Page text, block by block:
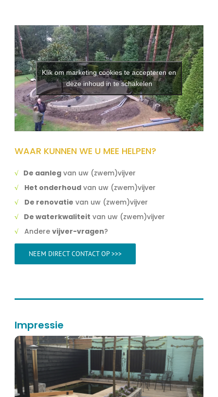
WAAR KUNNEN WE U MEE HELPEN?
√ De aanlegvan uw (zwem)vijver
√
Het onderhoudvan uw (zwem)vijver
√
De renovatie van uw (zwem)vijver
√
De waterkwaliteit van uw (zwem)vijver
√Andere vijver-vragen?
NEEM DIRECT CONTACT OP >>>
Klik om marketing cookies te accepteren en
deze inhoud in te schakelen
Impressie